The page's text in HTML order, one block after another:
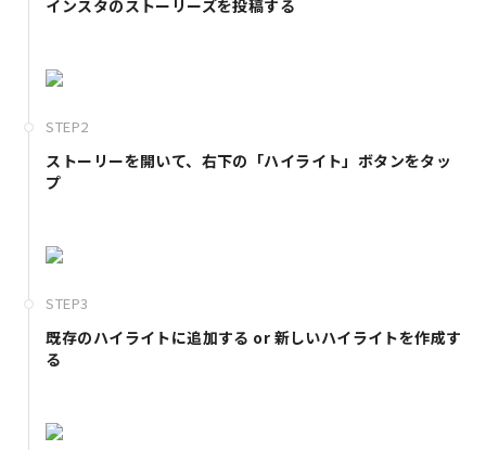
インスタのストーリーズを投稿する
STEP2
ストーリーを開いて、右下の「ハイライト」ボタンをタッ
プ
STEP3
既存のハイライトに追加する or 新しいハイライトを作成す
る